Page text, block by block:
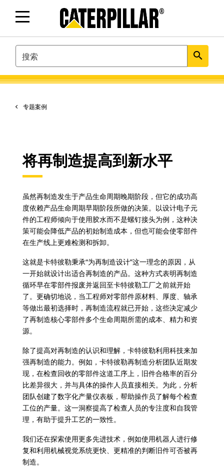
SEARCH search
专题案例
将再制造提高到新水平
虽然再制造发生于产品生命周期晚期阶段，但它的成功高
度依赖产品生命周期早期阶段所做的决策。以设计电子元
件的工程师倾向于使用胶水而不是螺钉接头为例，这种决
策可能会降低产品的初始制造成本，但也可能会使零部件
在生产线上更难检测和拆卸。
这就是卡特彼勒秉承“为再制造设计”这一理念的原因，从
一开始就设计出适合再制造的产品。这种方式表明再制造
循环早在零部件报废并返回至卡特彼勒工厂之前就开始
了。更确切地说，当工程师对零部件原材料、厚度、轴承
等做出最初选择时，再制造流程就已开始，这些决定减少
了再制造核心零部件多个生命周期所需的成本、精力和资
源。
除了提高对再制造的认识和理解，卡特彼勒利用科技来加
强再制造的能力。例如，卡特彼勒再制造分析团队近期发
现，在检查回收的零部件这道工序上，旧件合格率的百分
比差异很大，并与具体的操作人员直接相关。为此，分析
团队创建了数字化产量仪表板，帮助操作员了解每个检查
工位的产量。这一洞察提高了检查人员的专注度和自我管
理，有助于提升工艺的一致性。
我们还在探索使用更多先进技术，例如使用机器人进行修
复和利用机械视觉系统更快、更精准的判断旧件可否被再
制造。